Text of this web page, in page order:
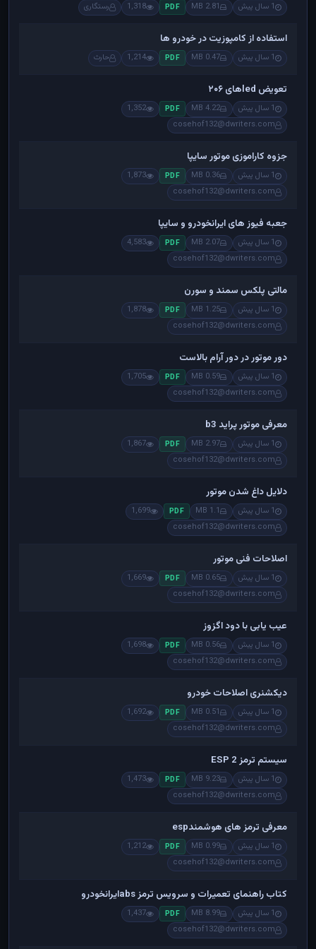
1 سال پیش 2.81 MB
PDF
1,318 رستگاری
استفاده از کامپوزیت در خودرو ها
1 سال پیش 0.47 MB
PDF
1,214 حارث
تعویض ledهای ۲۰۶
1 سال پیش 4.22 MB
PDF
1,352
cosehof132@dwriters.com
جزوه کاراموزی موتور سایپا
1 سال پیش 0.36 MB
PDF
1,873
cosehof132@dwriters.com
جعبه فیوز های ایرانخودرو و سایپا
1 سال پیش 2.07 MB
PDF
4,583
cosehof132@dwriters.com
مالتی پلکس سمند و سورن
1 سال پیش 1.25 MB
PDF
1,878
cosehof132@dwriters.com
دور موتور در دور آرام بالاست
1 سال پیش 0.59 MB
PDF
1,705
cosehof132@dwriters.com
معرفی موتور پراید b3
1 سال پیش 2.97 MB
PDF
1,867
cosehof132@dwriters.com
دلایل داغ شدن موتور
1 سال پیش 1.1 MB
PDF
1,699
cosehof132@dwriters.com
اصلاحات فنی موتور
1 سال پیش 0.65 MB
PDF
1,669
cosehof132@dwriters.com
عیب یابی با دود اگزوز
1 سال پیش 0.56 MB
PDF
1,698
cosehof132@dwriters.com
دیکشنری اصلاحات خودرو
1 سال پیش 0.51 MB
PDF
1,692
cosehof132@dwriters.com
سیستم ترمز ESP 2
1 سال پیش 9.23 MB
PDF
1,473
cosehof132@dwriters.com
معرفی ترمز های هوشمندesp
1 سال پیش 0.99 MB
PDF
1,212
cosehof132@dwriters.com
کتاب راهنمای تعمیرات و سرویس ترمز absایرانخودرو
1 سال پیش 8.99 MB
PDF
1,437
cosehof132@dwriters.com